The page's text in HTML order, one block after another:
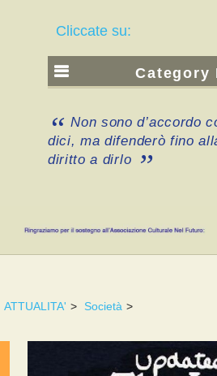
Cliccate su:
Category
Non sono d’accordo
dici, ma difenderò fino
diritto a dirlo
ATTUALITA' > Società >